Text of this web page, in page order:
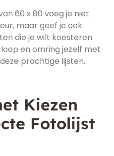
60 x 80 voeg je niet
maar geef je ook
die je wilt koesteren.
en omring jezelf met
prachtige lijsten.
Kiezen
Fotolijst